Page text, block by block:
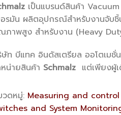
เป็นแบรนด์สินค้า Vacuum
อรมัน ผลิตอุปกรณ์สำหรับงานจับ
ภาพสูง สำหรับงาน (Heavy
ษัท บีแทค อินดัสเตรียล ออโตเมชั่
น่ายสินค้า Schmalzแต่เพียงผู้เ
วดหมู่: Measuring and control
and System